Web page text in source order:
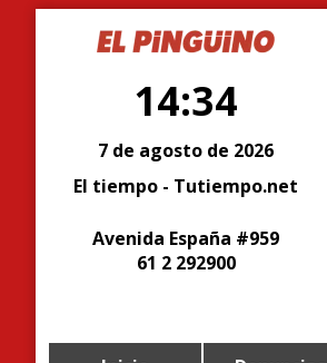
14:34
7 de agosto de 2026
El tiempo - Tutiempo.net
Avenida España #959
61 2 292900